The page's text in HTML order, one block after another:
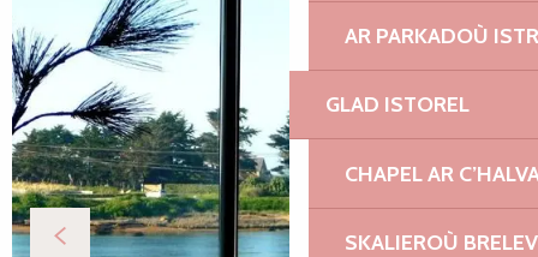
AR PARKADOÙ ISTR
GLAD ISTOREL
CHAPEL AR
SKALIEROÙ